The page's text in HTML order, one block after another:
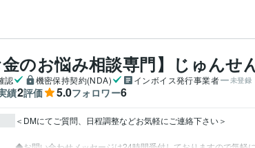
金のお悩み相談専門】じゅんせ
認 機密保持契約(NDA) インボイス発行事業者 未登録
績2評価 5.0フォロワー6
＜DMにてご質問、日程調整などお気軽にご連絡下さい＞